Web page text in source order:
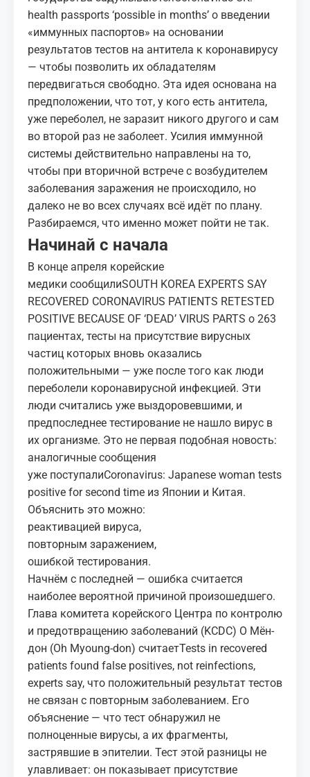
health passports ‘possible in months’ о введении
«иммунных паспортов» на основании
результатов тестов на антитела к коронавирусу
— чтобы позволить их обладателям
передвигаться свободно. Эта идея основана на
предположении, что тот, у кого есть антитела,
уже переболел, не заразит никого другого и сам
во второй раз не заболеет. Усилия иммунной
системы действительно направлены на то,
чтобы при вторичной встрече с возбудителем
заболевания заражения не происходило, но
далеко не во всех случаях всё идёт по плану.
Разбираемся, что именно может пойти не так.
Начинай с начала
В конце апреля корейские
медики сообщилиSOUTH KOREA EXPERTS SAY
RECOVERED CORONAVIRUS PATIENTS RETESTED
POSITIVE BECAUSE OF ‘DEAD’ VIRUS PARTS о 263
пациентах, тесты на присутствие вирусных
частиц которых вновь оказались
положительными — уже после того как люди
переболели коронавирусной инфекцией. Эти
люди считались уже выздоровевшими, и
предпоследнее тестирование не нашло вирус в
их организме. Это не первая подобная новость:
аналогичные сообщения
уже поступалиCoronavirus: Japanese woman tests
positive for second time из Японии и Китая.
Объяснить это можно:
реактивацией вируса,
повторным заражением,
ошибкой тестирования.
Начнём с последней — ошибка считается
наиболее вероятной причиной произошедшего.
Глава комитета корейского Центра по контролю
и предотвращению заболеваний (KCDC) О Мён-
дон (Oh Myoung-don) считаетTests in recovered
patients found false positives, not reinfections,
experts say, что положительный результат тестов
не связан с повторным заболеванием. Его
объяснение — что тест обнаружил не
полноценные вирусы, а их фрагменты,
застрявшие в эпителии. Тест этой разницы не
улавливает: он показывает присутствие